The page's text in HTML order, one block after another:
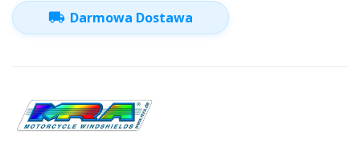
local_shipping Darmowa Dostawa